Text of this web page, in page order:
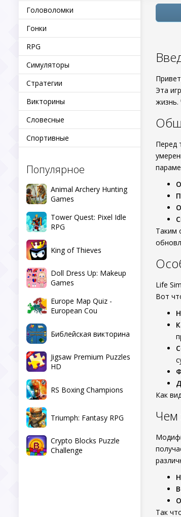
Головоломки
Гонки
RPG
Симуляторы
Стратегии
Викторины
Словесные
Спортивные
Популярное
Animal Archery Hunting
Games
Tower Quest: Pixel Idle
RPG
King of Thieves
Doll Dress Up: Makeup
Games
Europe Map Quiz -
European Cou
Библейская викторина
Jigsaw Premium Puzzles
HD
RS Boxing Champions
Triumph: Fantasy RPG
Crypto Blocks Puzzle
Challenge
Эта
жизнь.
Перед
Таким
Life
Вот
Как
Чем
Так